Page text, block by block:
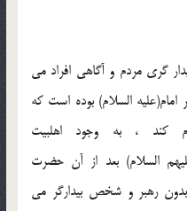
گري مردم و آگاهي افراد مي
السلام) بوده است كه
كند ، به وجود اهلبيت
السلام) بعد از آن حضرت
رهبر و شخص بيدارگر مي